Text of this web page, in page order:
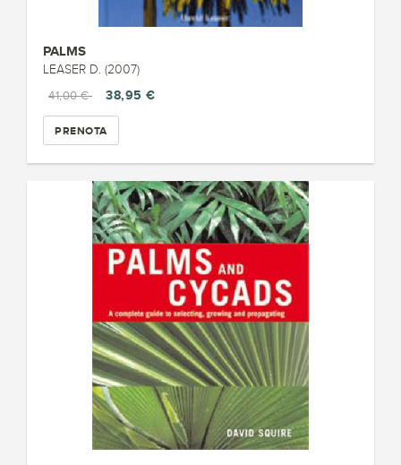
PALMS
LEASER D. (2007)
41,00 €
38,95 €
PRENOTA